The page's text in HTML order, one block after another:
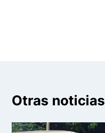
Otras noticias